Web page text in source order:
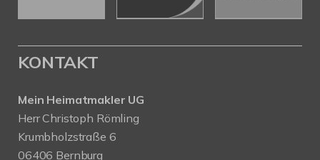
KONTAKT
Mein Heimatmakler UG
Herr Christoph Römling
Krumbholzstraße 6
06406 Bernburg